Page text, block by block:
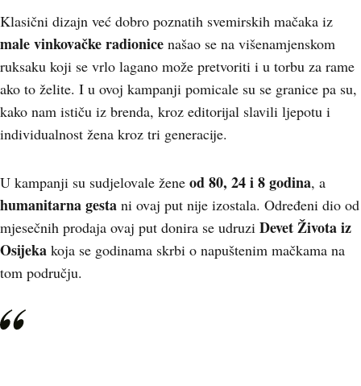
Klasični dizajn već dobro poznatih svemirskih mačaka iz
male vinkovačke radionice našao se na višenamjenskom
ruksaku koji se vrlo lagano može pretvoriti i u torbu za rame
ako to želite. I u ovoj kampanji pomicale su se granice pa su,
kako nam ističu iz brenda, kroz editorijal slavili ljepotu i
individualnost žena kroz tri generacije.
U kampanji su sudjelovale žene od 80, 24 i 8 godina, a
humanitarna gesta ni ovaj put nije izostala. Određeni dio od
mjesečnih prodaja ovaj put donira se udruzi Devet Života iz
Osijeka koja se godinama skrbi o napuštenim mačkama na
tom području.